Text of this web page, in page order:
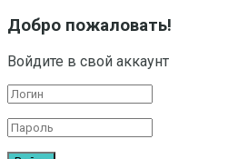
Добро пожаловать!
Войдите в свой аккаунт